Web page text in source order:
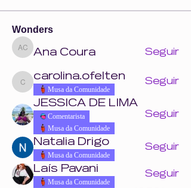
Wonders
Ana Coura
Ana Coura Seguir
carolina.ofelten
carolina.ofelten
Musa da Comunidade
Seguir
JESSICA DE LIMA
Comentarista
Musa da Comunidade
Seguir
Natalia Drigo
Musa da Comunidade
Seguir
Laís Pavani
Musa da Comunidade
Seguir